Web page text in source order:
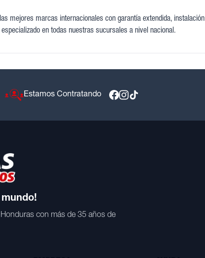
mejores marcas internacionales con garantía extendida, instalación
en todas nuestras sucursales a nivel nacional.
Estamos Contratando
mundo!
con más de 35 años de